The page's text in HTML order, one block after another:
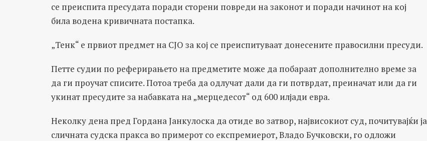
се преиспита пресудата поради сторени повреди на законот и поради начинот на кој
била водена кривичната постапка.
„Тенк“ е првиот предмет на СЈО за кој се преиспитуваат донесените правосилни пресуди.
Петте судии по реферирањето на предметите може да побараат дополнително време за
да ги проучат списите. Потоа треба да одлучат дали да ги потврдат, преиначат или да ги
укинат пресудите за набавката на „мерцедесот“ од 600 илјади евра.
Неколку дена пред Горданa Јанкулоска да отиде во затвор, највисокиот суд, почитувајќи ја
сличната судска пракса во примерот со експремиерот, Владо Бучковски, го одложи